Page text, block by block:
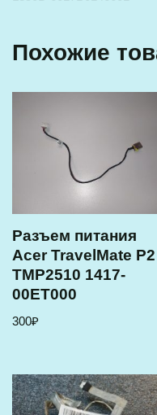
Похожие
Разъем питания
Acer TravelMate P2
TMP2510 1417-
00ET000
300₽